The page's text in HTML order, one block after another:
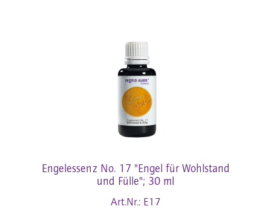
Engelessenz No. 17 "Engel für Wohlstand
und Fülle"; 30 ml
Art.Nr.: E17